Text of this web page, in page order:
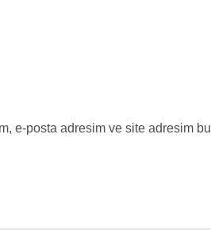
e-posta adresim ve site adresim bu